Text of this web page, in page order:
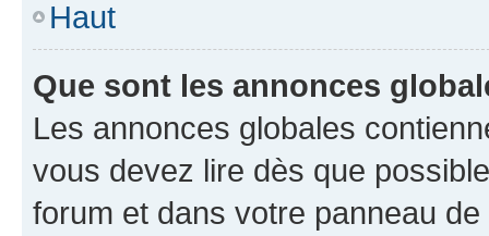
Haut
Que sont les annonces
Les annonces globales
vous devez lire dès que
forum et dans votre panneau